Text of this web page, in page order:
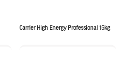
Carrier High Energy Professional 15kg